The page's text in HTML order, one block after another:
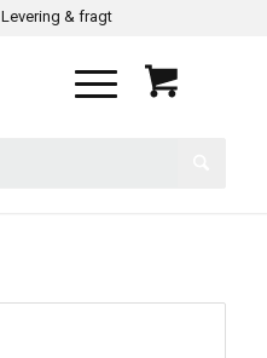
Levering & fragt